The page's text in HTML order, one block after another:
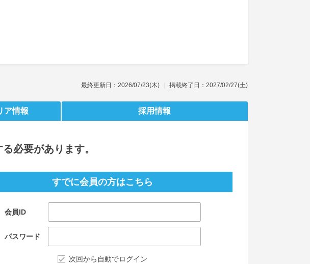
最終更新日：2026/07/23(木) 掲載終了日：2027/02/27(土)
ア情報 採用情報
必要があります。
すでに会員の方はこちら
会員ID
パスワード
次回から自動でログイン